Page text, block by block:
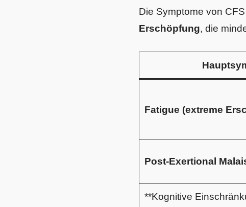
Die Symptome von
Erschöpfung, die
Fatigue (extreme
Post-Exertional
**Kognitive